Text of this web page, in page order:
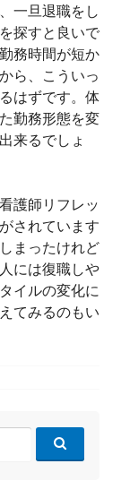
一旦退職をし
探すと良いで
務時間が短か
ら、こういっ
はずです。体
勤務形態を変
来るでしょ
護師リフレッ
されています
まったけれど
には復職しや
イルの変化に
てみるのもい